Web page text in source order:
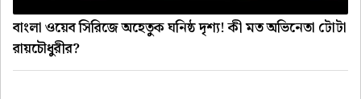
বাংলা ওয়েব সিরিজে অহেতুক ঘনিষ্ঠ দৃশ্য! কী মত অভিনেতা টোটা
রায়চৌধুরীর?